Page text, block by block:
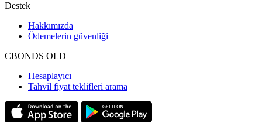
Destek
Hakkımızda
Ödemelerin güvenliği
CBONDS OLD
Hesaplayıcı
Tahvil fiyat teklifleri arama